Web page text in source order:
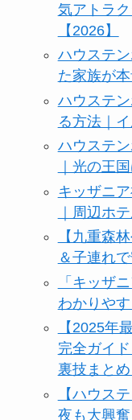
気アトラ
【2026】
ハウステ
た家族が
ハウステ
る方法｜
ハウステ
｜光の王
キッザニ
｜周辺ホ
【九重森
＆子連れ
「キッザ
わかりやす
【2025年
完全ガイ
裏技まとめ
【ハウス
夜も大興